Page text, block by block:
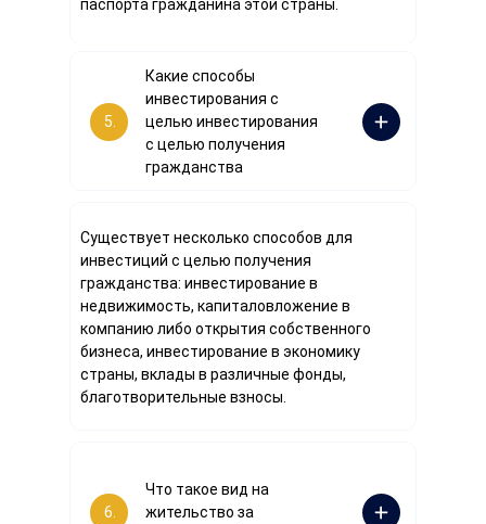
паспорта гражданина этой страны.
Какие способы
инвестирования с
целью инвестирования
с целью получения
гражданства
5.
Существует несколько способов для
инвестиций с целью получения
гражданства: инвестирование в
недвижимость, капиталовложение в
компанию либо открытия собственного
бизнеса, инвестирование в экономику
страны, вклады в различные фонды,
благотворительные взносы.
Что такое вид на
жительство за
6.